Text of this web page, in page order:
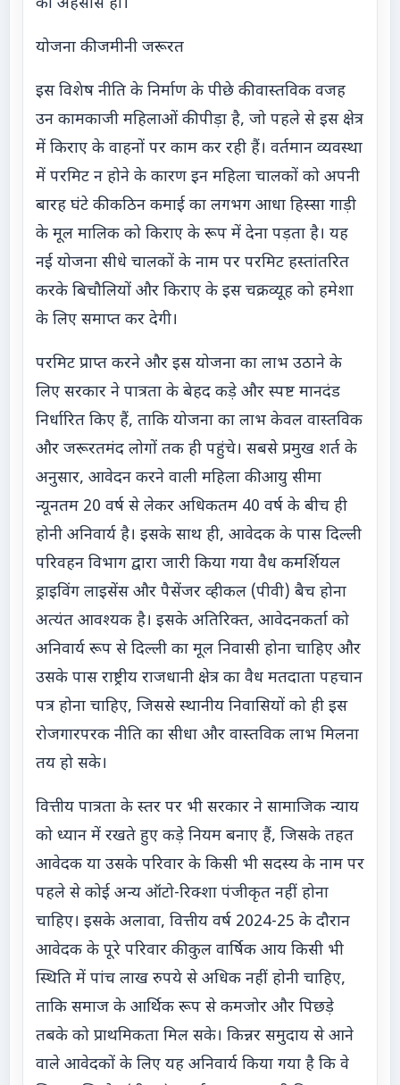
योजना की जमीनी जरूरत
इस विशेष नीति के निर्माण के पीछे की वास्तविक वजह
उन कामकाजी महिलाओं की पीड़ा है, जो पहले से इस क्षेत्र
में किराए के वाहनों पर काम कर रही हैं। वर्तमान व्यवस्था
में परमिट न होने के कारण इन महिला चालकों को अपनी
बारह घंटे की कठिन कमाई का लगभग आधा हिस्सा गाड़ी
के मूल मालिक को किराए के रूप में देना पड़ता है। यह
नई योजना सीधे चालकों के नाम पर परमिट हस्तांतरित
करके बिचौलियों और किराए के इस चक्रव्यूह को हमेशा
के लिए समाप्त कर देगी।
परमिट प्राप्त करने और इस योजना का लाभ उठाने के
लिए सरकार ने पात्रता के बेहद कड़े और स्पष्ट मानदंड
निर्धारित किए हैं, ताकि योजना का लाभ केवल वास्तविक
और जरूरतमंद लोगों तक ही पहुंचे। सबसे प्रमुख शर्त के
अनुसार, आवेदन करने वाली महिला की आयु सीमा
न्यूनतम 20 वर्ष से लेकर अधिकतम 40 वर्ष के बीच ही
होनी अनिवार्य है। इसके साथ ही, आवेदक के पास दिल्ली
परिवहन विभाग द्वारा जारी किया गया वैध कमर्शियल
ड्राइविंग लाइसेंस और पैसेंजर व्हीकल (पीवी) बैच होना
अत्यंत आवश्यक है। इसके अतिरिक्त, आवेदनकर्ता को
अनिवार्य रूप से दिल्ली का मूल निवासी होना चाहिए और
उसके पास राष्ट्रीय राजधानी क्षेत्र का वैध मतदाता पहचान
पत्र होना चाहिए, जिससे स्थानीय निवासियों को ही इस
रोजगारपरक नीति का सीधा और वास्तविक लाभ मिलना
तय हो सके।
वित्तीय पात्रता के स्तर पर भी सरकार ने सामाजिक न्याय
को ध्यान में रखते हुए कड़े नियम बनाए हैं, जिसके तहत
आवेदक या उसके परिवार के किसी भी सदस्य के नाम पर
पहले से कोई अन्य ऑटो-रिक्शा पंजीकृत नहीं होना
चाहिए। इसके अलावा, वित्तीय वर्ष 2024-25 के दौरान
आवेदक के पूरे परिवार की कुल वार्षिक आय किसी भी
स्थिति में पांच लाख रुपये से अधिक नहीं होनी चाहिए,
ताकि समाज के आर्थिक रूप से कमजोर और पिछड़े
तबके को प्राथमिकता मिल सके। किन्नर समुदाय से आने
वाले आवेदकों के लिए यह अनिवार्य किया गया है कि वे